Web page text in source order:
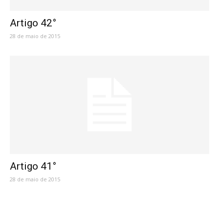
Artigo 42°
28 de maio de 2015
Artigo 41°
28 de maio de 2015